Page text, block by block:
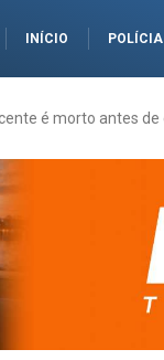
INÍCIO POLÍCIA
é morto antes de